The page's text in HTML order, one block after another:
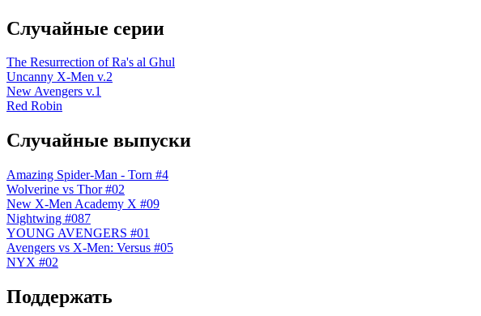
Случайные серии
The Resurrection of Ra's al Ghul
Uncanny X-Men v.2
New Avengers v.1
Red Robin
Случайные выпуски
Amazing Spider-Man - Torn #4
Wolverine vs Thor #02
New X-Men Academy X #09
Nightwing #087
YOUNG AVENGERS #01
Avengers vs X-Men: Versus #05
NYX #02
Поддержать